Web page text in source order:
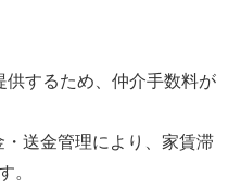
するため、仲介手数料が
送金管理により、家賃滞
。